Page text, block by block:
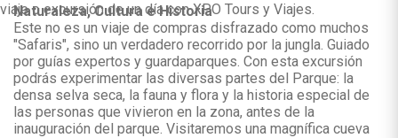
viaje o excursión de un día con XPO Tours y Viajes.
Naturaleza, Cultura e Historia
Este no es un viaje de compras disfrazado como muchos
"Safaris", sino un verdadero recorrido por la jungla. Guiado
por guías expertos y guardaparques. Con esta excursión
podrás experimentar las diversas partes del Parque: la
densa selva seca, la fauna y flora y la historia especial de
las personas que vivieron en la zona, antes de la
inauguración del parque. Visitaremos una magnífica cueva